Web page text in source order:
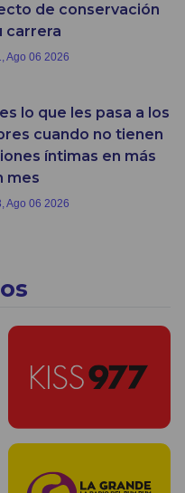
de conservación
carrera
Ago 06 2026
lo que les pasa a los
cuando no tienen
íntimas en más
mes
Ago 06 2026